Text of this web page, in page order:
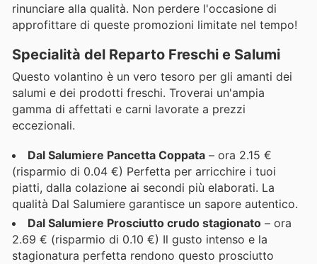
rinunciare alla qualità. Non perdere l'occasione di
approfittare di queste promozioni limitate nel tempo!
Specialità del Reparto Freschi e Salumi
Questo volantino è un vero tesoro per gli amanti dei
salumi e dei prodotti freschi. Troverai un'ampia
gamma di affettati e carni lavorate a prezzi
eccezionali.
Dal Salumiere Pancetta Coppata – ora 2.15 €
(risparmio di 0.04 €) Perfetta per arricchire i tuoi
piatti, dalla colazione ai secondi più elaborati. La
qualità Dal Salumiere garantisce un sapore autentico.
Dal Salumiere Prosciutto crudo stagionato – ora
2.69 € (risparmio di 0.10 €) Il gusto intenso e la
stagionatura perfetta rendono questo prosciutto